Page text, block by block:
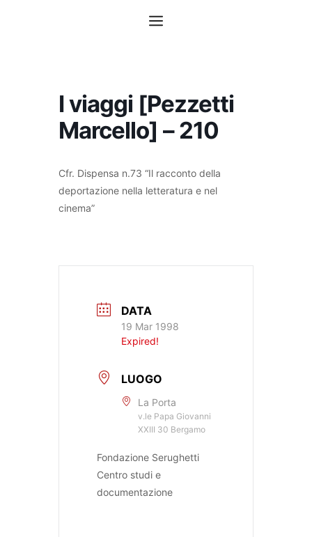
Menu
I viaggi [Pezzetti
Marcello] – 210
Cfr. Dispensa n.73 “Il racconto della
deportazione nella letteratura e nel
cinema”
DATA
19 Mar 1998
Expired!
LUOGO
La Porta
v.le Papa Giovanni
XXIII 30 Bergamo
Fondazione Serughetti
Centro studi e
documentazione